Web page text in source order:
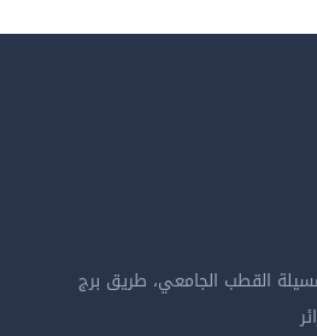
القطب الجامعي، طريق برج